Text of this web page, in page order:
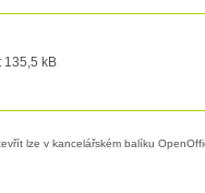
135,5 kB
lze v kancelářském balíku